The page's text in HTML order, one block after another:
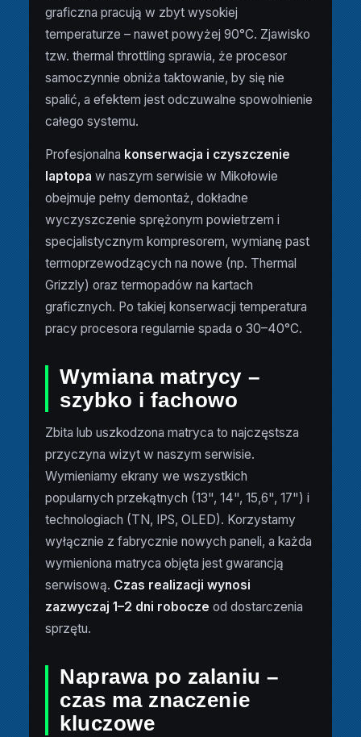
graficzna pracują w zbyt wysokiej
temperaturze – nawet powyżej 90°C. Zjawisko
tzw. thermal throttling sprawia, że procesor
samoczynnie obniża taktowanie, by się nie
spalić, a efektem jest odczuwalne spowolnienie
całego systemu.
Profesjonalna konserwacja i czyszczenie
laptopa w naszym serwisie w Mikołowie
obejmuje pełny demontaż, dokładne
wyczyszczenie sprężonym powietrzem i
specjalistycznym kompresorem, wymianę past
termoprzewodzących na nowe (np. Thermal
Grizzly) oraz termopadów na kartach
graficznych. Po takiej konserwacji temperatura
pracy procesora regularnie spada o 30–40°C.
Wymiana matrycy –
szybko i fachowo
Zbita lub uszkodzona matryca to najczęstsza
przyczyna wizyt w naszym serwisie.
Wymieniamy ekrany we wszystkich
popularnych przekątnych (13", 14", 15,6", 17") i
technologiach (TN, IPS, OLED). Korzystamy
wyłącznie z fabrycznie nowych paneli, a każda
wymieniona matryca objęta jest gwarancją
serwisową. Czas realizacji wynosi
zazwyczaj 1–2 dni robocze od dostarczenia
sprzętu.
Naprawa po zalaniu –
czas ma znaczenie
kluczowe